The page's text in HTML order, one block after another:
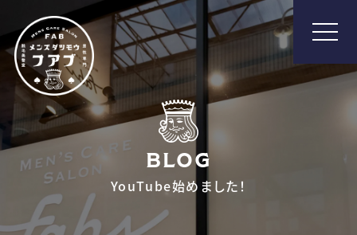
メンズ脱毛【Fab】
BLOG
YouTube始めました！